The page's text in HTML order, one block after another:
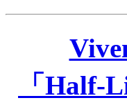
「Half-